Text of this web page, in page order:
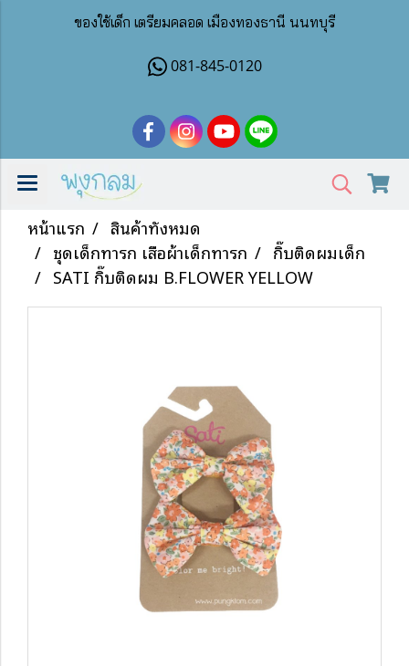
ของใช้เด็ก เตรียมคลอด เมืองทองธานี นนทบุรี
081-845-0120
หน้าแรก
สินค้าทั้งหมด
ชุดเด็กทารก เสื้อผ้าเด็กทารก
กิ๊บติดผมเด็ก
SATI กิ๊บติดผม B.FLOWER YELLOW